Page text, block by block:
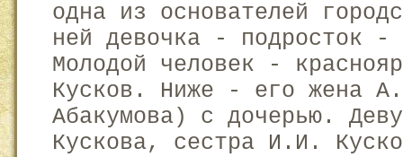
одна из основателей
ней девочка - подросток
Молодой человек -
Кусков. Ниже - его жена
Абакумова) с дочерью.
Кускова, сестра И.И.